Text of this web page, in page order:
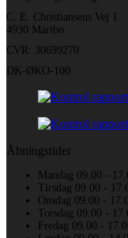
C. E. Christiansens Vej 1
4930 Maribo
CVR: 30699270
DK-ØKO-100
Åbningstider
Mandag 09.00 -
Tirsdag 09.00 -
Onsdag 09.00 -
Torsdag 09.00 -
Fredag 09.00 -